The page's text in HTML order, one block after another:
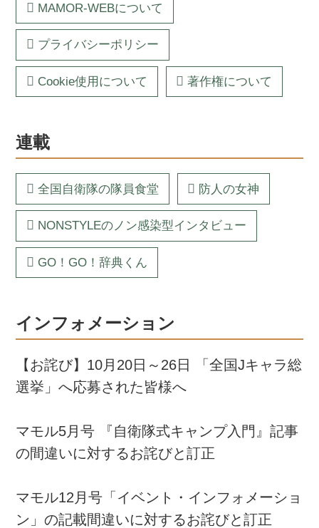
MAMOR-WEBについて
プライバシーポリシー
Cookie使用について 著作権について
連載
全国自衛隊の隊員食堂 防人の女神
NONSTYLEのノン感染型インタビュー
GO！GO！辞典くん
インフォメーション
【お詫び】10月20日～26日 「全国Jキャラ総
選挙」へ応募された皆様へ
マモル5月号 『自衛隊式キャンプ入門』記事
の間違いに対するお詫びと訂正
マモル12月号「イベント・インフォメーショ
ン」の記載間違いに対するお詫びと訂正